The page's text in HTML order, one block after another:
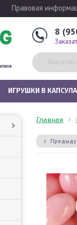
Правовая
8
ИГРУШКИ В
Главная